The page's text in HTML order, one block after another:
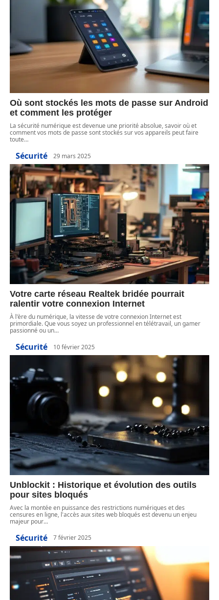
Où sont stockés les mots de passe sur Android
et comment les protéger
La sécurité numérique est devenue une priorité absolue, savoir où et
comment vos mots de passe sont stockés sur vos appareils peut faire
toute…
Sécurité 29 mars 2025
Votre carte réseau Realtek bridée pourrait
ralentir votre connexion Internet
À l'ère du numérique, la vitesse de votre connexion Internet est
primordiale. Que vous soyez un professionnel en télétravail, un gamer
passionné ou un…
Sécurité 10 février 2025
Unblockit : Historique et évolution des outils
pour sites bloqués
Avec la montée en puissance des restrictions numériques et des
censures en ligne, l'accès aux sites web bloqués est devenu un enjeu
majeur pour…
Sécurité 7 février 2025